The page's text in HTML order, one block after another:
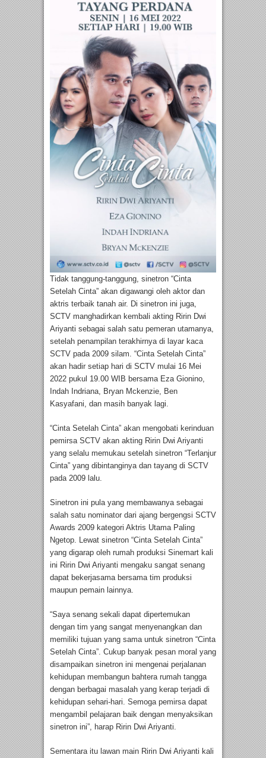
Tidak tanggung-tanggung, sinetron “Cinta
Setelah Cinta” akan digawangi oleh aktor dan
aktris terbaik tanah air. Di sinetron ini juga,
SCTV manghadirkan kembali akting Ririn Dwi
Ariyanti sebagai salah satu pemeran utamanya,
setelah penampilan terakhirnya di layar kaca
SCTV pada 2009 silam. “Cinta Setelah Cinta”
akan hadir setiap hari di SCTV mulai 16 Mei
2022 pukul 19.00 WIB bersama Eza Gionino,
Indah Indriana, Bryan Mckenzie, Ben
Kasyafani, dan masih banyak lagi.
“Cinta Setelah Cinta” akan mengobati kerinduan
pemirsa SCTV akan akting Ririn Dwi Ariyanti
yang selalu memukau setelah sinetron “Terlanjur
Cinta” yang dibintanginya dan tayang di SCTV
pada 2009 lalu.
Sinetron ini pula yang membawanya sebagai
salah satu nominator dari ajang bergengsi SCTV
Awards 2009 kategori Aktris Utama Paling
Ngetop. Lewat sinetron “Cinta Setelah Cinta”
yang digarap oleh rumah produksi Sinemart kali
ini Ririn Dwi Ariyanti mengaku sangat senang
dapat bekerjasama bersama tim produksi
maupun pemain lainnya.
“Saya senang sekali dapat dipertemukan
dengan tim yang sangat menyenangkan dan
memiliki tujuan yang sama untuk sinetron “Cinta
Setelah Cinta”. Cukup banyak pesan moral yang
disampaikan sinetron ini mengenai perjalanan
kehidupan membangun bahtera rumah tangga
dengan berbagai masalah yang kerap terjadi di
kehidupan sehari-hari. Semoga pemirsa dapat
mengambil pelajaran baik dengan menyaksikan
sinetron ini”, harap Ririn Dwi Ariyanti.
Sementara itu lawan main Ririn Dwi Ariyanti kali